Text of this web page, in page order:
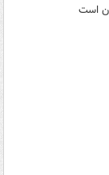
است